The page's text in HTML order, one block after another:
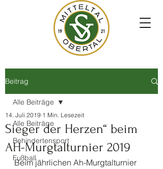
Beitrag
Alle Beiträge
Behindertensport
Fußball
Alle Beiträge
Sieger der Herzen“ beim
AH-Murgtalturnier 2019
14. Juli 2019 1 Min. Lesezeit
Beim jährlichen Ah-Murgtalturnier